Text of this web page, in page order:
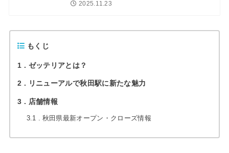
2025.11.23
もくじ
1 ゼッテリアとは？
2 リニューアルで秋田駅に新たな魅力
3 店舗情報
3.1 秋田県最新オープン・クローズ情報